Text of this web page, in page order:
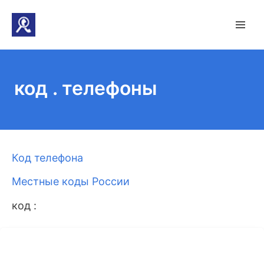
код . телефоны
Код телефона
Местные коды России
код :